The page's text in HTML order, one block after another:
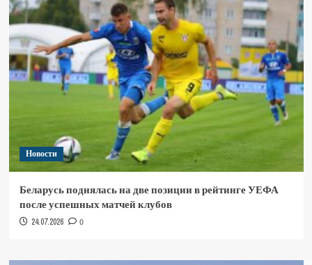
Новости
Беларусь поднялась на две позиции в рейтинге УЕФА
после успешных матчей клубов
24.07.2026 0